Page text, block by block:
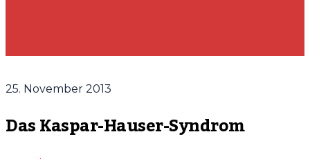
25. November 2013
Das Kaspar-Hauser-Syndrom